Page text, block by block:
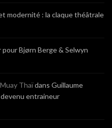
modernité : la claque théâtrale
pour Bjørn Berge & Selwyn
Thaïdans Guillaume
devenu entraineur